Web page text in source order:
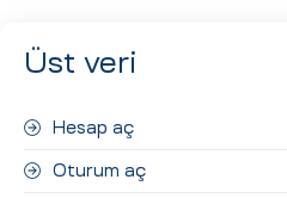
Üst veri
Hesap aç
Oturum aç